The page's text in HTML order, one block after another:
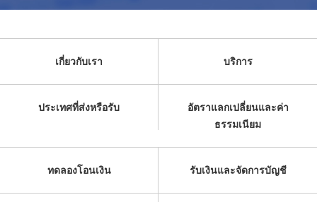
เกี่ยวกับเรา บริการ
ประเทศที่ส่งหรือรับ
อัตราแลกเปลี่ยนและค่า
ธรรมเนียม
ทดลองโอนเงิน รับเงินและจัดการบัญชี